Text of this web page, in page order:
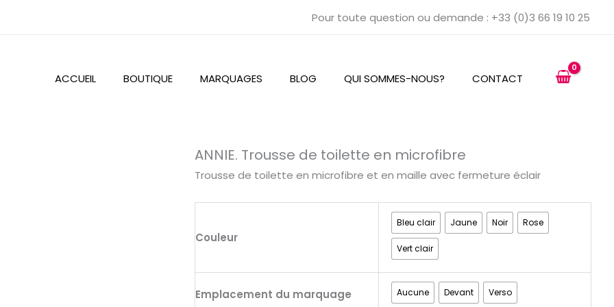
Pour toute question ou demande : +33 (0)3 66 19 10 25
ACCUEIL BOUTIQUE MARQUAGES BLOG QUI SOMMES-NOUS? CONTACT
ANNIE. Trousse de toilette en microfibre
Trousse de toilette en microfibre et en maille avec fermeture éclair
Couleur
Bleu clair Jaune Noir Rose
Vert clair
Emplacement du marquage Aucune Devant Verso
quantité
Trousse
toilette
microfibre